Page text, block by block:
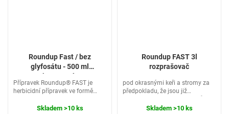
Roundup Fast / bez
glyfosátu - 500 ml
koncentrát
Přípravek Roundup® FAST je
herbicidní přípravek ve formě
nežádoucích jednoletých plevelů
Skladem >10 ks
Roundup FAST 3l
rozprašovač
pod okrasnými keři a stromy za
předpokladu, že jsou již
při přípravě záhonů na výsadbu a
Skladem >10 ks